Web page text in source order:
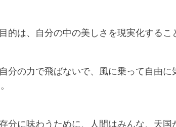
、自分の中の美しさを現実化すること
力で飛ばないで、風に乗って自由に
味わうために、人間はみんな、天国